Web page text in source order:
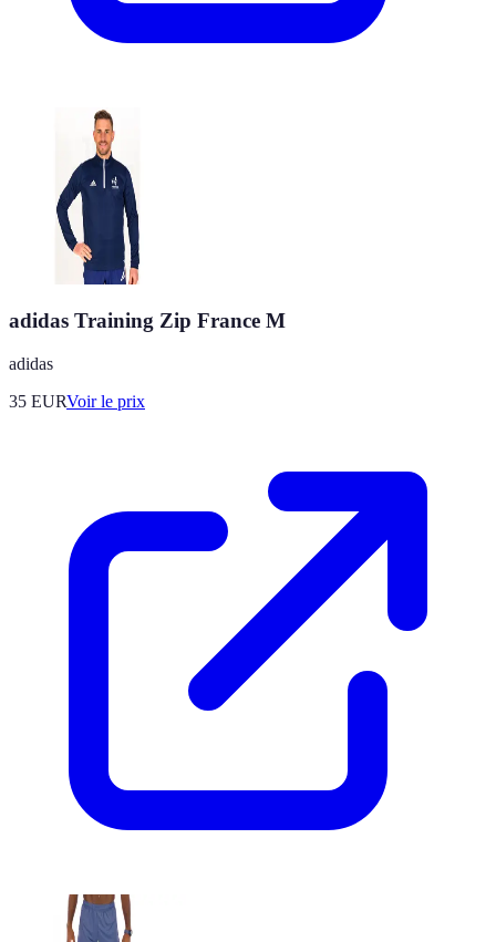
adidas Training Zip France M
adidas
35 EURVoir le prix